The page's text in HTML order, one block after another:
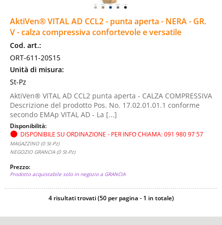
AktiVen® VITAL AD CCL2 - punta aperta - NERA - GR.
V - calza compressiva confortevole e versatile
Cod. art.:
ORT-611-20S15
Unità di misura:
St-Pz
AktiVen® VITAL AD CCL2 punta aperta - CALZA COMPRESSIVA
Descrizione del prodotto Pos. No. 17.02.01.01.1 conforme
secondo EMAp VITAL AD - La [...]
Disponibilità:
DISPONIBILE SU ORDINAZIONE - PER INFO CHIAMA: 091 980 97 57
MAGAZZINO (0 St-Pz)
NEGOZIO GRANCIA (0 St-Pz)
Prezzo:
Prodotto acquistabile solo in negozio a GRANCIA
4 risultati trovati (50 per pagina - 1 in totale)